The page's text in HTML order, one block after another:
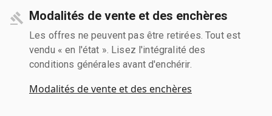
Modalités de vente et des enchères
Les offres ne peuvent pas être retirées. Tout est
vendu « en l'état ». Lisez l'intégralité des
conditions générales avant d'enchérir.
Modalités de vente et des enchères